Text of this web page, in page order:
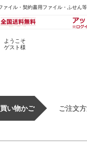
ァイル・契約書用ファイル・ふせ
ようこそ
ゲスト様
い物かご ご注文